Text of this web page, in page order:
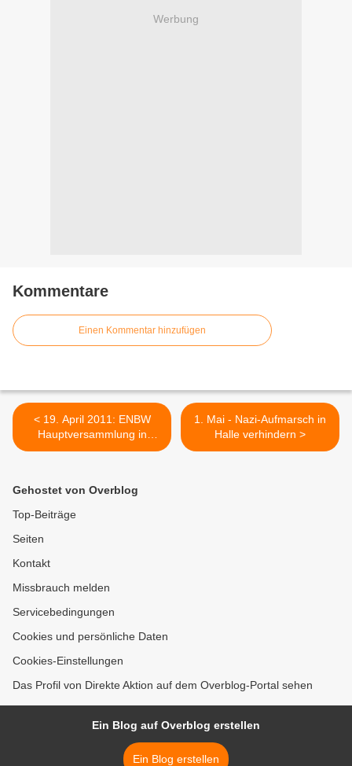
Werbung
Kommentare
Einen Kommentar hinzufügen
< 19. April 2011: ENBW
Hauptversammlung in
Karlsruhe
1. Mai - Nazi-Aufmarsch in
Halle verhindern >
Gehostet von Overblog
Top-Beiträge
Seiten
Kontakt
Missbrauch melden
Servicebedingungen
Cookies und persönliche Daten
Cookies-Einstellungen
Das Profil von Direkte Aktion auf dem Overblog-Portal sehen
Ein Blog auf Overblog erstellen
Ein Blog erstellen